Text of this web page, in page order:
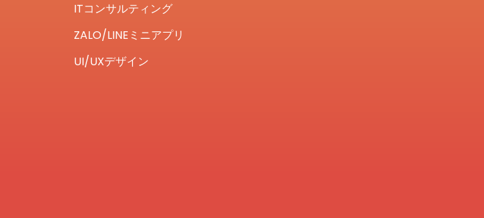
ITコンサルティング
ZALO/LINEミニアプリ
UI/UXデザイン